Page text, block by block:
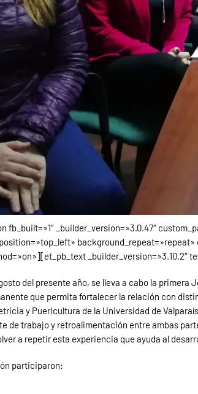
fb_built=»1″ _builder_version=»3.0.47″
background_repeat=»repeat»
_builder_version=»3.10.2″
del presente año, se lleva a cabo la
que permita fortalecer la relación con
y Puericultura de la Universidad de
de trabajo y retroalimentación entre ambas
a repetir esta experiencia que ayuda al
participaron: